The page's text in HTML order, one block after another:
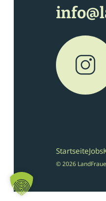
StartseiteJobs
© 2026